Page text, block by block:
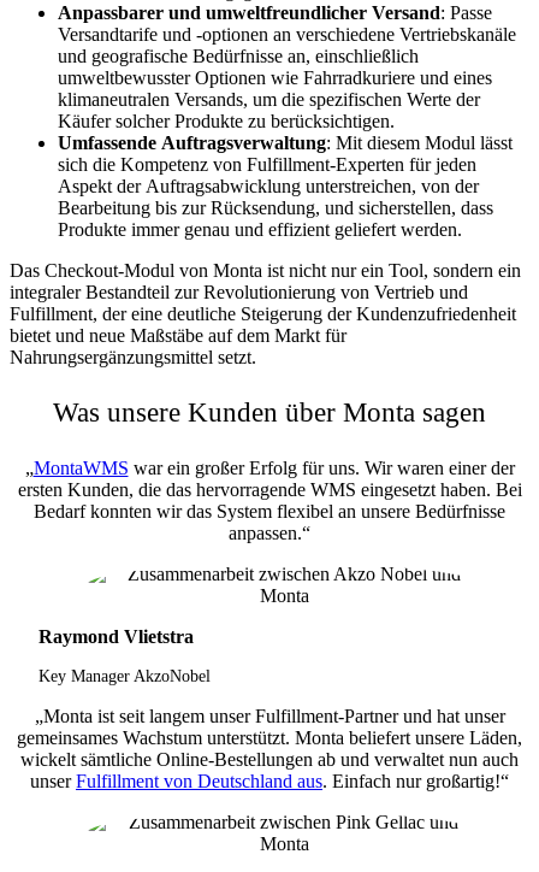
Anpassbarer und umweltfreundlicher Versand: Passe
Versandtarife und -optionen an verschiedene Vertriebskanäle
und geografische Bedürfnisse an, einschließlich
umweltbewusster Optionen wie Fahrradkuriere und eines
klimaneutralen Versands, um die spezifischen Werte der
Käufer solcher Produkte zu berücksichtigen.
Umfassende Auftragsverwaltung: Mit diesem Modul lässt
sich die Kompetenz von Fulfillment-Experten für jeden
Aspekt der Auftragsabwicklung unterstreichen, von der
Bearbeitung bis zur Rücksendung, und sicherstellen, dass
Produkte immer genau und effizient geliefert werden.
Das Checkout-Modul von Monta ist nicht nur ein Tool, sondern ein
integraler Bestandteil zur Revolutionierung von Vertrieb und
Fulfillment, der eine deutliche Steigerung der Kundenzufriedenheit
bietet und neue Maßstäbe auf dem Markt für
Nahrungsergänzungsmittel setzt.
Was unsere Kunden über Monta sagen
„MontaWMS war ein großer Erfolg für uns. Wir waren einer der
ersten Kunden, die das hervorragende WMS eingesetzt haben. Bei
Bedarf konnten wir das System flexibel an unsere Bedürfnisse
anpassen.“
Raymond Vlietstra
Key Manager AkzoNobel
„Monta ist seit langem unser Fulfillment-Partner und hat unser
gemeinsames Wachstum unterstützt. Monta beliefert unsere Läden,
wickelt sämtliche Online-Bestellungen ab und verwaltet nun auch
unserFulfillment von Deutschland aus. Einfach nur großartig!“